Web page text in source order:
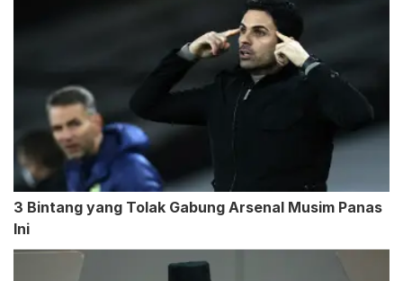
3 Bintang yang Tolak Gabung Arsenal Musim Panas
Ini